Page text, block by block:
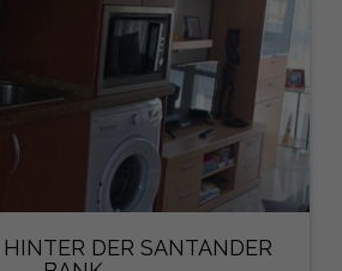
DER SANTANDER